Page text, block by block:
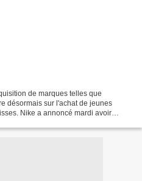
de marques telles que
désormais sur l'achat de jeunes
Nike a annoncé mardi avoir